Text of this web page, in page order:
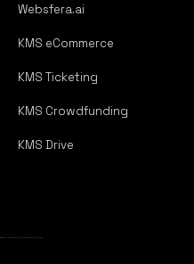
Allotjament Wordpress
Migrador de Serveis
Websfera.ai
KMS eCommerce
KMS Ticketing
KMS Crowdfunding
KMS Drive